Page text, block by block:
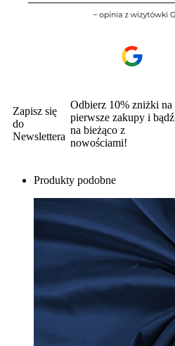
Zapisz się
do
Newslettera
Odbierz 10% zniżki na
pierwsze zakupy i bądź
na bieżąco z
nowościami!
Produkty podobne